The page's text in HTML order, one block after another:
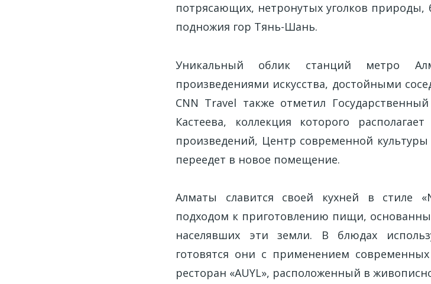
потрясающих, нетронутых уголков природы,
подножия гор Тянь-Шань.
Уникальный облик станций метро
произведениями искусства, достойными
CNN Travel также отметил
Кастеева, коллекция которого
произведений, Центр современной
переедет в новое помещение.
Алматы славится своей кухней в стиле
подходом к приготовлению пищи,
населявших эти земли. В блюдах
готовятся они с применением
ресторан «AUYL», расположенный в